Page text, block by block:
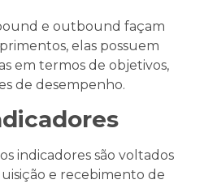
e outbound façam
elas possuem
em termos de objetivos,
de desempenho.
indicadores são voltados
e recebimento de